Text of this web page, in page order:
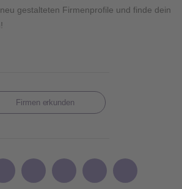
gestalteten Firmenprofile und finde dein
!
Firmen erkunden